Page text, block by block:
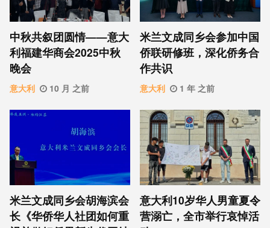
中秋共叙团圆情——意大
利福建华商会2025中秋
晚会
意大利 10 月 之前
米兰文成同乡会参加中国
侨联研修班，深化侨务合
作共识
意大利 1 年 之前
米兰文成同乡会胡海滨会
长《华侨华人社团如何重
意大利10岁华人男童夏令
营溺亡，全市举行哀悼活